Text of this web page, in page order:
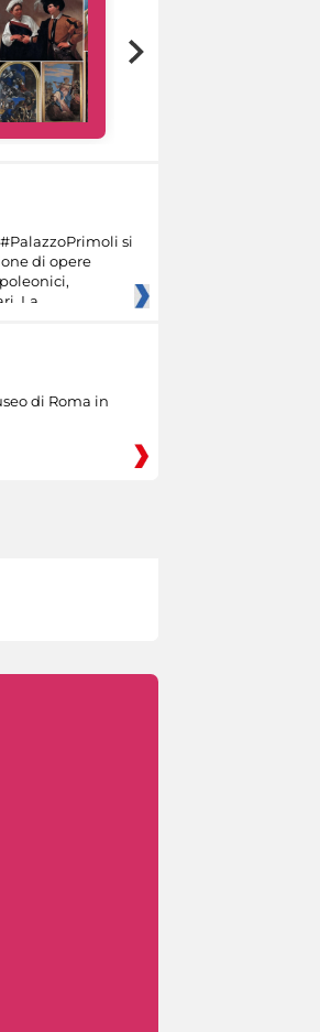
si
di opere
La
di Roma in